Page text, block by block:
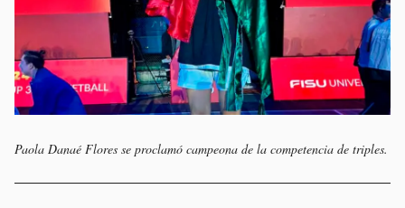
Paola Danaé Flores se proclamó campeona de la competencia de triples.